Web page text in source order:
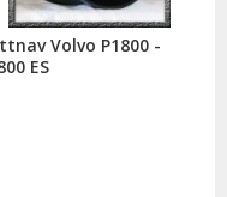
Volvo P1800 -
ES